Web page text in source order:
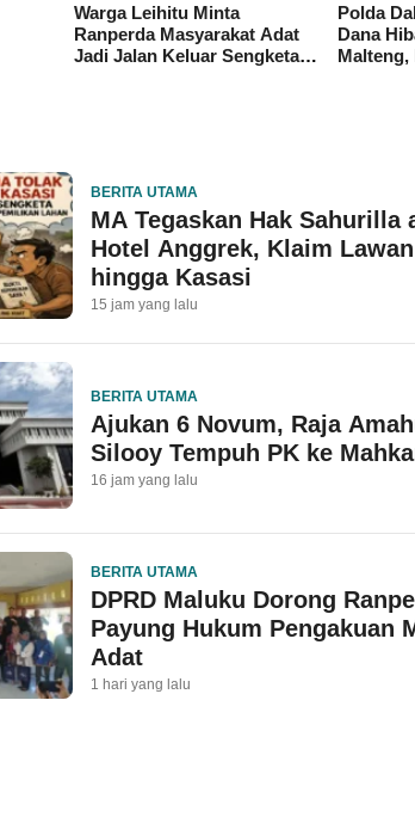
Warga Leihitu Minta
Ranperda Masyarakat Adat
Jadi Jalan Keluar Sengketa
Polda
Dana
Malteng,
BERITA UTAMA
MA Tegaskan Hak Sahurilla
Hotel Anggrek, Klaim
hingga Kasasi
15 jam yang lalu
BERITA UTAMA
Ajukan 6 Novum, Raja
Silooy Tempuh PK ke
16 jam yang lalu
BERITA UTAMA
DPRD Maluku Dorong
Payung Hukum Pengakuan
Adat
1 hari yang lalu